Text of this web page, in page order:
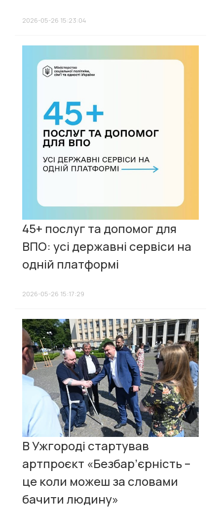
2026-05-26 15:23:04
45+ послуг та допомог для
ВПО: усі державні сервіси на
одній платформі
2026-05-26 15:17:29
В Ужгороді стартував
артпроєкт «Безбар’єрність –
це коли можеш за словами
бачити людину»